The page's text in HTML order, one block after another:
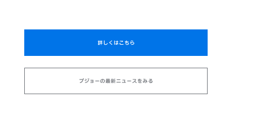
詳しくはこちら
プジョーの最新ニュースをみる